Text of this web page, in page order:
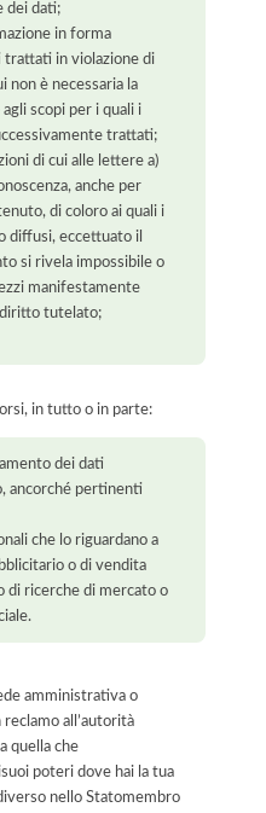
dei dati;
in forma
trattati in violazione di
non è necessaria la
scopi per i quali i
trattati;
di cui alle lettere a)
anche per
di coloro ai quali i
diffusi, eccettuato il
si rivela impossibile o
manifestamente
tutelato;
in tutto o in parte:
dei dati
ancorché pertinenti
che lo riguardano a
o di vendita
di ricerche di mercato o
amministrativa o
all’autorità
quella che
poteri dove hai la tua
nello Statomembro